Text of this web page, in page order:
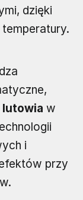
dzięki
w
i
przy